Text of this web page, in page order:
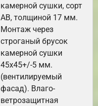
камерной сушки, сорт
АВ, толщиной 17 мм.
Монтаж через
строганый брусок
камерной сушки
45х45+/-5 мм.
(вентилируемый
фасад). Влаго-
ветрозащитная